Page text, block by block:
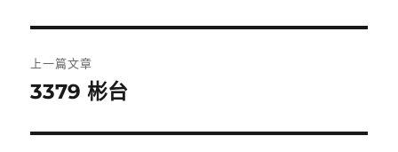
章
上一篇文章
上
篇
3379 彬台